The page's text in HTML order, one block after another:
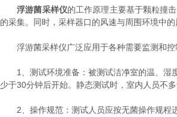
浮游菌采样仪的工作原理主要基于颗粒撞
的采集。同时，采样器口的风速与周围环境中
浮游菌采样仪广泛应用于各种需要监测和控
1、测试环境准备：被测试洁净室的温、湿度
少于30分钟后开始。静态测试时，室内人员不
2、操作规范：测试人员应按无菌操作规程进